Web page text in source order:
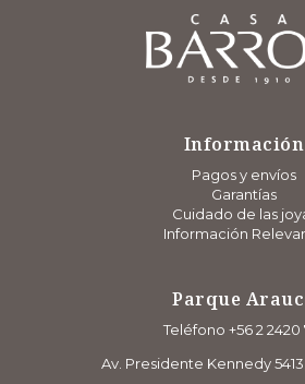
Información
Pagos y envíos
Garantías
Cuidado de las
Información
Parque
Teléfono +56 2 2420
Av. Presidente Kennedy